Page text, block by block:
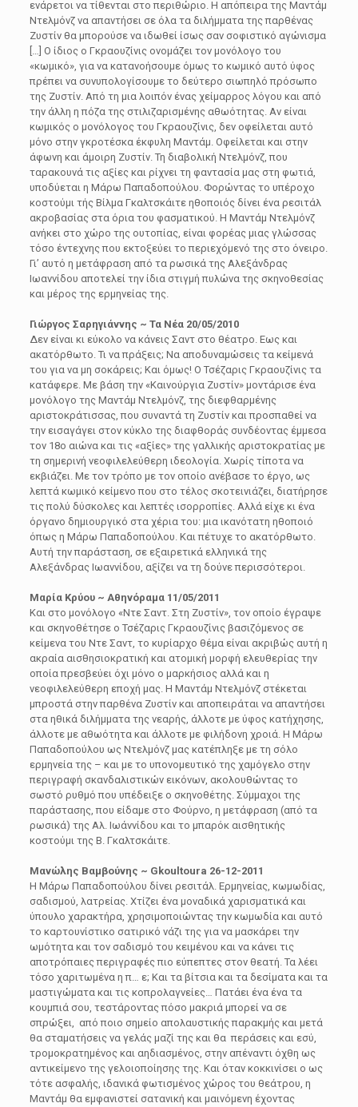
ενάρετοι να τίθενται στο περιθώριο. Η απόπειρα της Μαντάμ
Ντελμόνζ να απαντήσει σε όλα τα διλήμματα της παρθένας
Ζυστίν θα μπορούσε να ιδωθεί ίσως σαν σοφιστικό αγώνισμα
[…] Ο ίδιος ο Γκραουζίνις ονομάζει τον μονόλογο του
«κωμικό», για να κατανοήσουμε όμως το κωμικό αυτό ύφος
πρέπει να συνυπολογίσουμε το δεύτερο σιωπηλό πρόσωπο
της Ζυστίν. Από τη μια λοιπόν ένας χείμαρρος λόγου και από
την άλλη η πόζα της στιλιζαρισμένης αθωότητας. Αν είναι
κωμικός ο μονόλογος του Γκραουζίνις, δεν οφείλεται αυτό
μόνο στην γκροτέσκα έκφυλη Μαντάμ. Οφείλεται και στην
άφωνη και άμοιρη Ζυστίν. Τη διαβολική Ντελμόνζ, που
ταρακουνά τις αξίες και ρίχνει τη φαντασία μας στη φωτιά,
υποδύεται η Μάρω Παπαδοπούλου. Φορώντας το υπέροχο
κοστούμι τής Βίλμα Γκαλτσκάιτε ηθοποιός δίνει ένα ρεσιτάλ
ακροβασίας στα όρια του φασματικού. Η Μαντάμ Ντελμόνζ
ανήκει στο χώρο της ουτοπίας, είναι φορέας μιας γλώσσας
τόσο έντεχνης που εκτοξεύει το περιεχόμενό της στο όνειρο.
Γι’ αυτό η μετάφραση από τα ρωσικά της Αλεξάνδρας
Ιωαννίδου αποτελεί την ίδια στιγμή πυλώνα της σκηνοθεσίας
και μέρος της ερμηνείας της.
Γιώργος Σαρηγιάννης ~ Τα Νέα 20/05/2010
Δεν είναι κι εύκολο να κάνεις Σαντ στο θέατρο. Εως και
ακατόρθωτο. Τι να πράξεις; Να αποδυναµώσεις τα κείµενά
του για να µη σοκάρεις; Και όµως! Ο Τσέζαρις Γκραουζίνις τα
κατάφερε. Με βάση την «Καινούργια Ζυστίν» µοντάρισε ένα
µονόλογο της Μαντάµ Ντελµόνζ, της διεφθαρµένης
αριστοκράτισσας, που συναντά τη Ζυστίν και προσπαθεί να
την εισαγάγει στον κύκλο της διαφθοράς συνδέοντας έµµεσα
τον 18ο αιώνα και τις «αξίες» της γαλλικής αριστοκρατίας µε
τη σηµερινή νεοφιλελεύθερη ιδεολογία. Χωρίς τίποτα να
εκβιάζει. Με τον τρόπο µε τον οποίο ανέβασε το έργο, ως
λεπτά κωµικό κείµενο που στο τέλος σκοτεινιάζει, διατήρησε
τις πολύ δύσκολες και λεπτές ισορροπίες. Αλλά είχε κι ένα
όργανο δηµιουργικό στα χέρια του: µια ικανότατη ηθοποιό
όπως η Μάρω Παπαδοπούλου. Και πέτυχε το ακατόρθωτο.
Αυτή την παράσταση, σε εξαιρετικά ελληνικά της
Αλεξάνδρας Ιωαννίδου, αξίζει να τη δούνε περισσότεροι.
Μαρία Κρύου ~ Αθηνόραμα 11/05/2011
Και στο μονόλογο «Ντε Σαντ. Στη Ζυστίν», τον οποίο έγραψε
και σκηνοθέτησε ο Τσέζαρις Γκραουζίνις βασιζόμενος σε
κείμενα του Ντε Σαντ, το κυρίαρχο θέμα είναι ακριβώς αυτή η
ακραία αισθησιοκρατική και ατομική μορφή ελευθερίας την
οποία πρεσβεύει όχι μόνο ο μαρκήσιος αλλά και η
νεοφιλελεύθερη εποχή μας. Η Μαντάμ Ντελμόνζ στέκεται
μπροστά στην παρθένα Ζυστίν και αποπειράται να απαντήσει
στα ηθικά διλήμματα της νεαρής, άλλοτε με ύφος κατήχησης,
άλλοτε με αθωότητα και άλλοτε με φιλήδονη χροιά. Η Μάρω
Παπαδοπούλου ως Ντελμόνζ μας κατέπληξε με τη σόλο
ερμηνεία της – και με το υπονομευτικό της χαμόγελο στην
περιγραφή σκανδαλιστικών εικόνων, ακολουθώντας το
σωστό ρυθμό που υπέδειξε ο σκηνοθέτης. Σύμμαχοι της
παράστασης, που είδαμε στο Φούρνο, η μετάφραση (από τα
ρωσικά) της Αλ. Ιωάννίδου και το μπαρόκ αισθητικής
κοστούμι της Β. Γκαλτσκάιτε.
Μανώλης Βαμβούνης ~ Gkoultoura 26-12-2011
Η Μάρω Παπαδοπούλου δίνει ρεσιτάλ. Ερμηνείας, κωμωδίας,
σαδισμού, λατρείας. Χτίζει ένα μοναδικά χαρισματικά και
ύπουλο χαρακτήρα, χρησιμοποιώντας την κωμωδία και αυτό
το καρτουνίστικο σατιρικό νάζι της για να μασκάρει την
ωμότητα και τον σαδισμό του κειμένου και να κάνει τις
αποτρόπαιες περιγραφές πιο εύπεπτες στον θεατή. Τα λέει
τόσο χαριτωμένα η π… ε; Και τα βίτσια και τα δεσίματα και τα
μαστιγώματα και τις κοπρολαγνείες… Πατάει ένα ένα τα
κουμπιά σου, τεστάροντας πόσο μακριά μπορεί να σε
σπρώξει, από ποιο σημείο απολαυστικής παρακμής και μετά
θα σταματήσεις να γελάς μαζί της και θα περάσεις και εσύ,
τρομοκρατημένος και αηδιασμένος, στην απέναντι όχθη ως
αντικείμενο της γελοιοποίησης της. Και όταν κοκκινίσει ο ως
τότε ασφαλής, ιδανικά φωτισμένος χώρος του θεάτρου, η
Μαντάμ θα εμφανιστεί σατανική και μαινόμενη έχοντας